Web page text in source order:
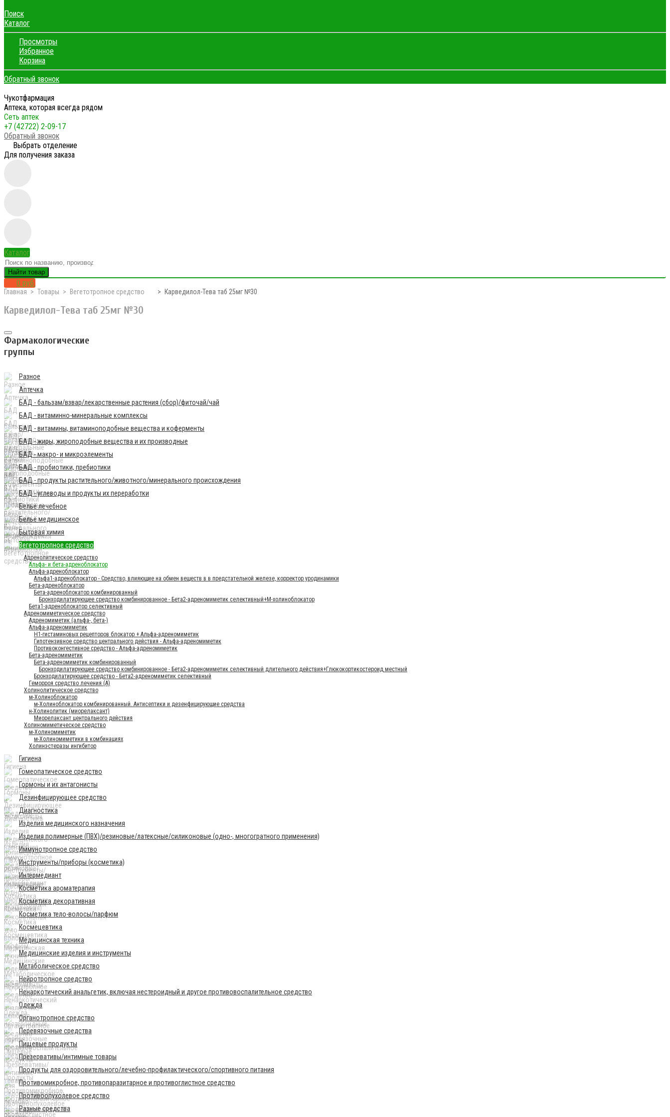
Поиск
Каталог
Просмотры
Избранное
Корзина
Обратный звонок
Чукотфармация
Аптека, которая всегда рядом
Сеть аптек
+7 (42722) 2-09-17
Обратный звонок
Выбрать отделение
Для получения заказа
Каталог
Найти товар
0 руб.
Главная Товары Вегетотропное средство Карведилол-Тева таб 25мг №30
Карведилол-Тева таб 25мг №30
Фармакологические
группы
Разное
Аптечка
БАД - бальзам/взвар/лекарственные растения (сбор)/фиточай/чай
БАД - витаминно-минеральные комплексы
БАД - витамины, витаминоподобные вещества и коферменты
БАД - жиры, жироподобные вещества и их производные
БАД - макро- и микроэлементы
БАД - пробиотики, пребиотики
БАД - продукты растительного/животного/минерального происхождения
БАД - углеводы и продукты их переработки
Бельё лечебное
Бельё медицинское
Бытовая химия
Вегетотропное средство
Адренолитическое средство
Альфа- и бета-адреноблокатор
Альфа-адреноблокатор
Альфа1-адреноблокатор - Средство, влияющие на обмен веществ в в предстательной железе, корректор уродинамики
Бета-адреноблокатор
Бета-адреноблокатор комбинированный
Бронходилатирующее средство комбинированное - Бета2-адреномиметик селективный+М-холиноблокатор
Бета1-адреноблокатор селективный
Адреномиметическое средство
Адреномиметик (альфа-, бета-)
Альфа-адреномиметик
H1-гистаминовых рецепторов блокатор + Альфа-адреномиметик
Гипотензивное средство центрального действия - Альфа-адреномиметик
Противоконгестивное средство - Альфа-адреномиметик
Бета-адреномиметик
Бета-адреномиметик комбинированный
Бронходилатирующее средство комбинированное - Бета2-адреномиметик селективный длительного действия+Глюкокортикостероид местный
Бронходилатирующее средство - Бета2-адреномиметик селективный
Геморроя средство лечения (А)
Холинолитическое средство
м-Холиноблокатор
м-Холиноблокатор комбинированный. Антисептики и дезенфицирующие средства
н-Холинолитик (миорелаксант)
Миорелаксант центрального действия
Холиномиметическое средство
м-Холиномиметик
м-Холиномиметики в комбинациях
Холинэстеразы ингибитор
Гигиена
Гомеопатическое средство
Гормоны и их антагонисты
Дезинфицирующее средство
Диагностика
Изделия медицинского назначения
Изделия полимерные (ПВХ)/резиновые/латексные/силиконовые (одно-, многогратного применения)
Иммунотропное средство
Инструменты/приборы (косметика)
Интермедиант
Косметика ароматерапия
Косметика декоративная
Косметика тело-волосы/парфюм
Космецевтика
Медицинская техника
Медицинские изделия и инструменты
Метаболическое средство
Нейротропное средство
Ненаркотический анальгетик, включая нестероидный и другое противовоспалительное средство
Одежда
Органотропное средство
Перевязочные средства
Пищевые продукты
Презервативы/интимные товары
Продукты для оздоровительного/лечебно-профилактического/спортивного питания
Противомикробное, противопаразитарное и противоглистное средство
Противоопухолевое средство
Разные средства